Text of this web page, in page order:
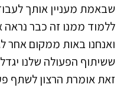
שבאמת מעניין אותך
ללמוד ממנו זה כבר
ואנחנו באות ממקום אחר
ששיתוף הפעולה שלנו
זאת אומרת הרצון לשתף